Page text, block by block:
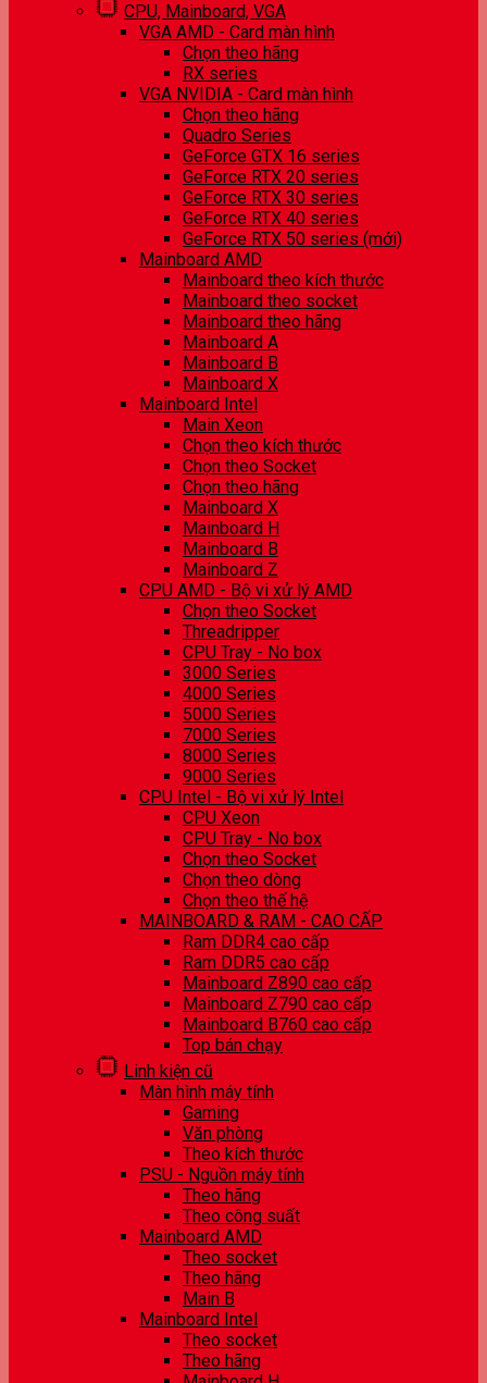
CPU, Mainboard, VGA
VGA AMD - Card màn hình
Chọn theo hãng
RX series
VGA NVIDIA - Card màn hình
Chọn theo hãng
Quadro Series
GeForce GTX 16 series
GeForce RTX 20 series
GeForce RTX 30 series
GeForce RTX 40 series
GeForce RTX 50 series (mới)
Mainboard AMD
Mainboard theo kích thước
Mainboard theo socket
Mainboard theo hãng
Mainboard A
Mainboard B
Mainboard X
Mainboard Intel
Main Xeon
Chọn theo kích thước
Chọn theo Socket
Chọn theo hãng
Mainboard X
Mainboard H
Mainboard B
Mainboard Z
CPU AMD - Bộ vi xử lý AMD
Chọn theo Socket
Threadripper
CPU Tray - No box
3000 Series
4000 Series
5000 Series
7000 Series
8000 Series
9000 Series
CPU Intel - Bộ vi xử lý Intel
CPU Xeon
CPU Tray - No box
Chọn theo Socket
Chọn theo dòng
Chọn theo thế hệ
MAINBOARD & RAM - CAO CẤP
Ram DDR4 cao cấp
Ram DDR5 cao cấp
Mainboard Z890 cao cấp
Mainboard Z790 cao cấp
Mainboard B760 cao cấp
Top bán chạy
Linh kiện cũ
Màn hình máy tính
Gaming
Văn phòng
Theo kích thước
PSU - Nguồn máy tính
Theo hãng
Theo công suất
Mainboard AMD
Theo socket
Theo hãng
Main B
Mainboard Intel
Theo socket
Theo hãng